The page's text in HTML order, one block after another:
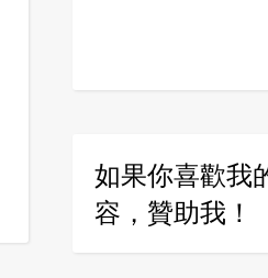
如果你喜歡我
容，贊助我！